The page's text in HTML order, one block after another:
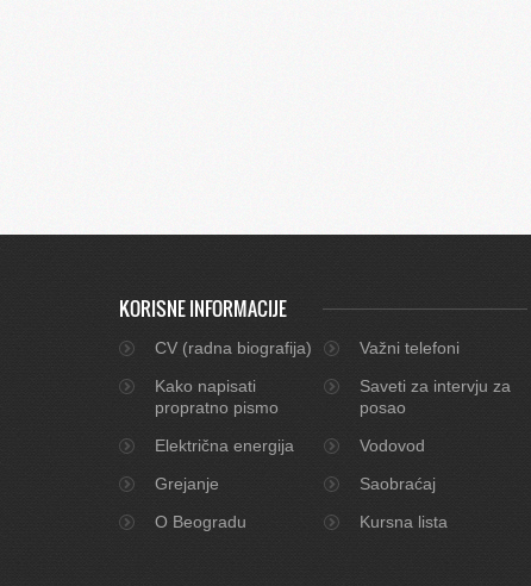
KORISNE INFORMACIJE
CV (radna biografija)
Važni telefoni
Kako napisati
propratno pismo
Saveti za intervju za
posao
Električna energija
Vodovod
Grejanje
Saobraćaj
O Beogradu
Kursna lista